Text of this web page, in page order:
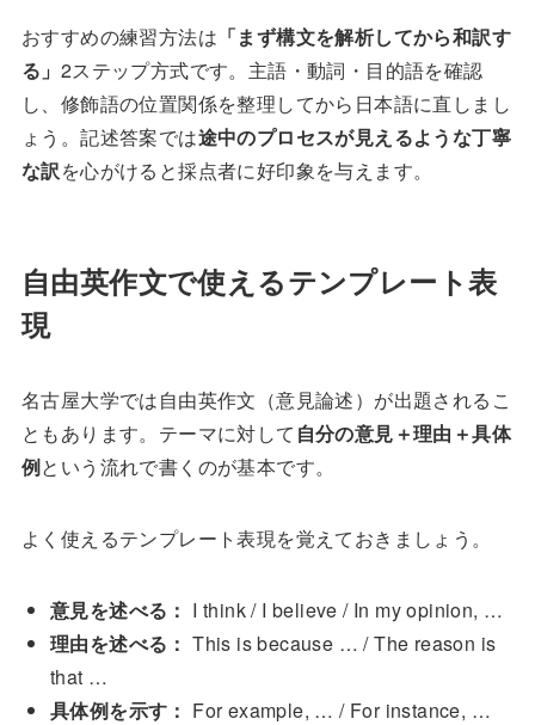
おすすめの練習方法は 「まず構文を解析してから和訳す
る」 2ステップ方式です。主語・動詞・目的語を確認
し、修飾語の位置関係を整理してから日本語に直しまし
ょう。記述答案では途中のプロセスが見えるような丁寧
な訳を心がけると採点者に好印象を与えます。
自由英作文で使えるテンプレート表
現
名古屋大学では自由英作文（意見論述）が出題されるこ
ともあります。テーマに対して 自分の意見＋理由＋具体
例という流れで書くのが基本です。
よく使えるテンプレート表現を覚えておきましょう。
意見を述べる： I think / I believe / In my opinion, …
理由を述べる： This is because … / The reason is
that …
具体例を示す： For example, … / For instance, …